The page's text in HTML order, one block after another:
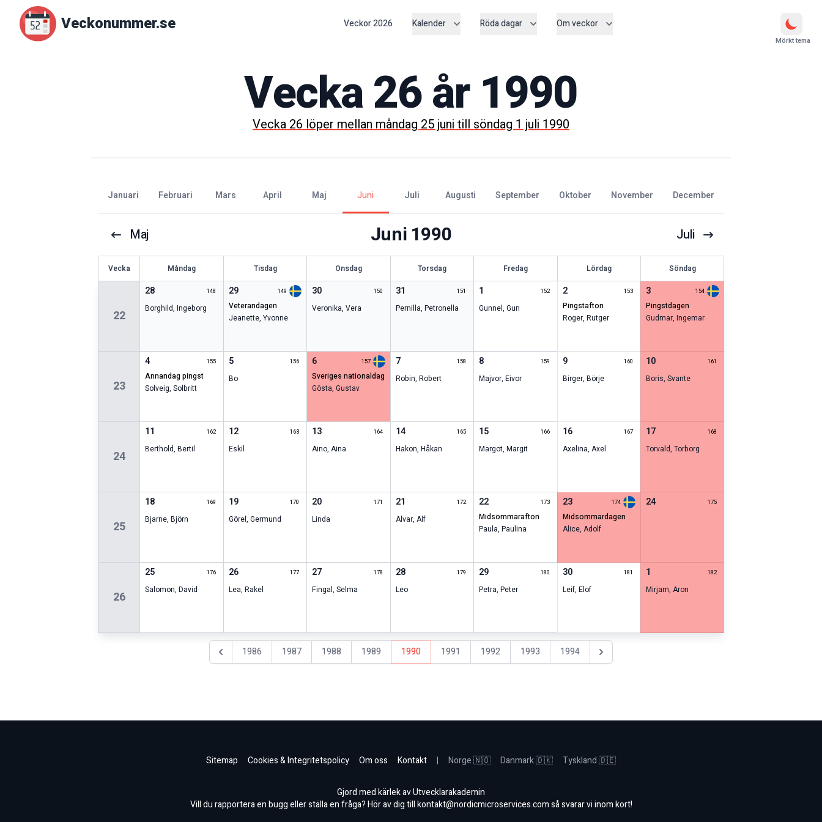
Veckonummer.se Veckor2026 Kalender Röda dagar Om veckor
Mörkt tema
Vecka26år 1990
Vecka26löper mellanmåndag 25 junitillsöndag 1 juli 1990
januari februari mars april maj juni juli augusti september oktober november december
Maj Juni 1990 Juli
Vecka Måndag Tisdag Onsdag Torsdag Fredag Lördag Söndag
22
28 148
Borghild,Ingeborg
29 149
veterandagen
Jeanette, Yvonne
30 150
Veronika,Vera
31 151
Pernilla, Petronella
1 152
Gunnel,Gun
2 153
pingstafton
Roger, Rutger
3 154
pingstdagen
Gudmar,Ingemar
23
4 155
annandag pingst
Solveig,Solbritt
5 156
Bo
6 157
sveriges nationaldag
Gösta,Gustav
7 158
Robin, Robert
8 159
Majvor,Eivor
9 160
Birger, Börje
10 161
Boris,Svante
24
11 162
Berthold,Bertil
12 163
Eskil
13 164
Aino,Aina
14 165
Hakon, Håkan
15 166
Margot,Margit
16 167
Axelina, Axel
17 168
Torvald,Torborg
25
18 169
Bjarne,Björn
19 170
Görel, Germund
20 171
Linda
21 172
Alvar, Alf
22 173
midsommarafton
Paula,Paulina
23 174
midsommardagen
Alice, Adolf
24 175
26
25 176
Salomon,David
26 177
Lea, Rakel
27 178
Fingal,Selma
28 179
Leo
29 180
Petra,Peter
30 181
Leif, Elof
1 182
Mirjam,Aron
Föregående år
1986 1987 1988 1989 1990 1991 1992 1993 1994 Nästa år
Sitemap Cookies & Integritetspolicy Om oss Kontakt | Norge 🇳🇴 Danmark 🇩🇰 Tyskland 🇩🇪
Gjord med kärlek av Utvecklarakademin
Vill du rapportera en bugg eller ställa en fråga? Hör av dig tillkontakt@nordicmicroservices.comså svarar vi inom kort!